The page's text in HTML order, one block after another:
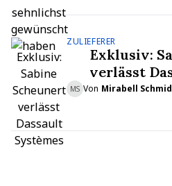
ZULIEFERER
Exklusiv:
verlässt
MS Von Mirabell